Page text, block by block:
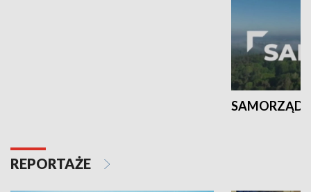
SAMORZĄD
REPORTAŻE